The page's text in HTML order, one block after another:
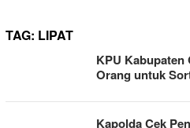
TAG: LIPAT
KPU Kabupaten
Orang untuk
Kapolda Cek